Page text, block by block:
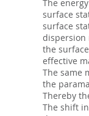
The
surface
surface
dispersion
the
effective
The same
the
Thereby
The shift